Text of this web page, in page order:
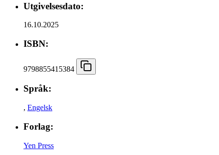
Utgivelsesdato:
16.10.2025
ISBN:
9798855415384
Språk:
, Engelsk
Forlag:
Yen Press